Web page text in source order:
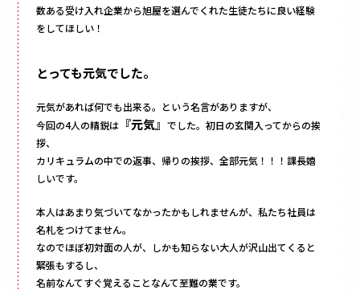
変形箱
ハート形
家型
バック型
かご型
ドーム型
ピロー型
丸箱
楕円箱
その他
ペーパーバック
数ある受け入れ企業から旭屋を選んでくれた生徒たちに良い経験
をしてほしい！
とっても元気でした。
元気があれば何でも出来る。という名言がありますが、
今回の4人の精鋭は『元気』 でした。初日の玄関入ってからの挨
拶、
カリキュラムの中での返事、帰りの挨拶、全部元気！！！課長嬉
しいです。
本人はあまり気づいてなかったかもしれませんが、私たち社員は
名札をつけてません。
なのでほぼ初対面の人が、しかも知らない大人が沢山出てくると
緊張もするし、
名前なんてすぐ覚えることなんて至難の業です。